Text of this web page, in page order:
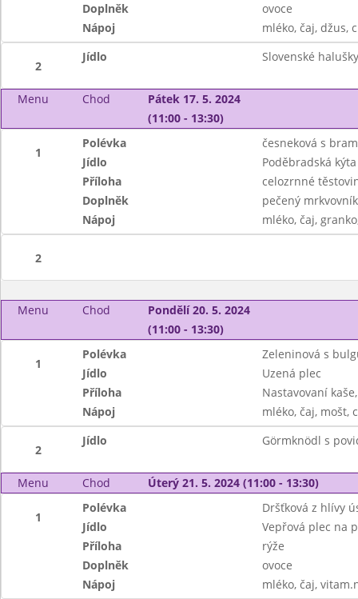
Doplněk
ovoce
Nápoj
mléko, čaj, džus,
2
Jídlo Slovenské
Menu Chod
Pátek 17. 5. 2024
(11:00 - 13:30)
1
Polévka
česneková s
Jídlo
Poděbradská kýta
Příloha
celozrnné
Doplněk
pečený mrkvovník
Nápoj
mléko, čaj,
2
Menu Chod
Pondělí 20. 5. 2024
(11:00 - 13:30)
1
Polévka
Zeleninová s
Jídlo
Uzená plec
Příloha
Nastavovaní
Nápoj
mléko, čaj, mošt,
2
Jídlo Görmknödl s
Menu Chod Úterý 21. 5. 2024 (11:00 - 13:30)
1
Polévka
Dršťková z hlívy
Jídlo
Vepřová plec na
Příloha
rýže
Doplněk
ovoce
Nápoj
mléko, čaj,